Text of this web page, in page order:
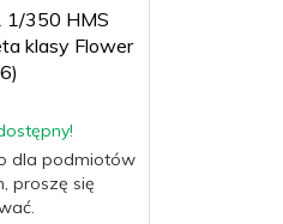
1/350 HMS
klasy Flower
dla podmiotów
proszę się